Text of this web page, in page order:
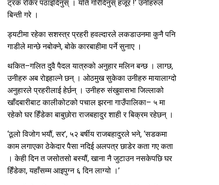
ट्रक रोकेर पठाइदिनुस् । यति गरिदिनुस् हजूर !’ उनीहरुले
बिन्ती गरे ।
ड्यटीमा रहेका सशस्त्र प्रहरी हवल्दारले लकडाउनमा कुनै पनि
गाडीले मान्छे नबोक्ने, बोके कारबाहीमा पर्ने सुनाए ।
थकित–गलित दुवै पैदल यात्रुको अनुहार मलिन बन्छ । लाग्छ,
उनीहरु अब रोइहाल्ने छन् । ओठमुख सुकेका उनीहरु मायालाग्दो
अनुहारले प्रहरीलाई हेर्छन् । उनीहरु संखुवासभा जिल्लाको
खाँदबारीबाट कालीकोटको पचाल झरना गाउँपालिका– ५ मा
रहेको घर हिँडेका बाबुछोरा राजबहादुर शाही र बिक्रम रहेछन् ।
‘ठूलो विजोग भयौं, सर’, ५२ बर्षीय राजबहादुरले भने, ‘सडकमा
काम लगाएका ठेकेदार पैसा नदिई अलपत्र छाडेर कता गए कता
। केही दिन त जसोतसो बस्यौं, खाना नै जुटाउन नसकेपछि घर
हिँडेका, यहाँसम्म आइपुग्न ६ दिन लाग्यो ।’